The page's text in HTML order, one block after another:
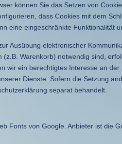
können Sie das Setzen von
dass Cookies mit dem
eine eingeschränkte Funktionalität
Ausübung elektronischer
Warenkorb) notwendig sind,
wir ein berechtigtes Interesse an
Dienste. Sofern die Setzung
separat behandelt.
Fonts von Google. Anbieter ist die